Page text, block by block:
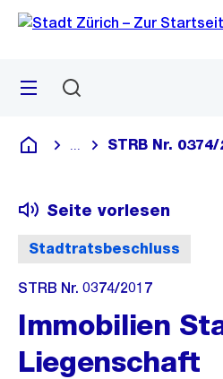
Navigation
Sprunglink
Menü
Deutsch
Blende alle Breadcrumbs
STRB Nr. 0374/
Stadtratsbeschluss
Seite vorlesen
STRB Nr. 0374/2017
Immobilien
Liegenschaft